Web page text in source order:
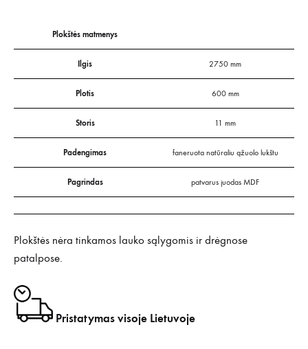
Plokštės matmenys
Ilgis 2750 mm
Plotis 600 mm
Storis 11 mm
Padengimas faneruota natūraliu ąžuolo lukštu
Pagrindas patvarus juodas MDF
Plokštės nėra tinkamos lauko sąlygomis ir drėgnose
patalpose.
Pristatymas visoje Lietuvoje